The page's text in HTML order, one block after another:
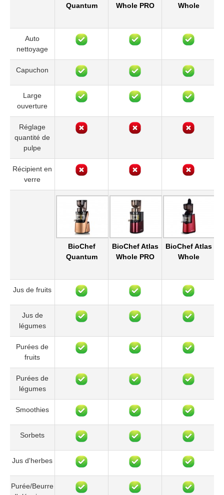
Quantum
Whole PRO
Whole
Auto
nettoyage
Capuchon
Large
ouverture
Réglage
quantité de
pulpe
Récipient en
verre
BioChef
Quantum
BioChef Atlas
Whole PRO
BioChef Atlas
Whole
Jus de fruits
Jus de
légumes
Purées de
fruits
Purées de
légumes
Smoothies
Sorbets
Jus d'herbes
Purée/Beurre